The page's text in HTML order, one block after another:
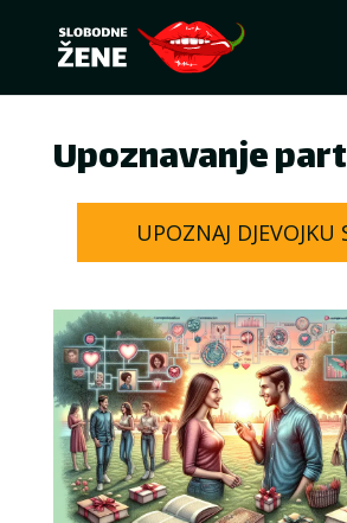
Upoznavanje
UPOZNAJ DJEVOJKU